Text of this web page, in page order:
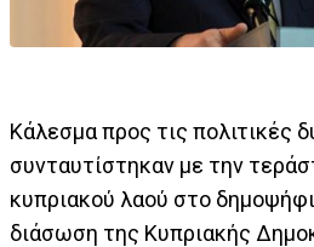
Κάλεσμα προς τις πολιτικές
συνταυτίστηκαν με την
κυπριακού λαού στο
διάσωση της Κυπριακής